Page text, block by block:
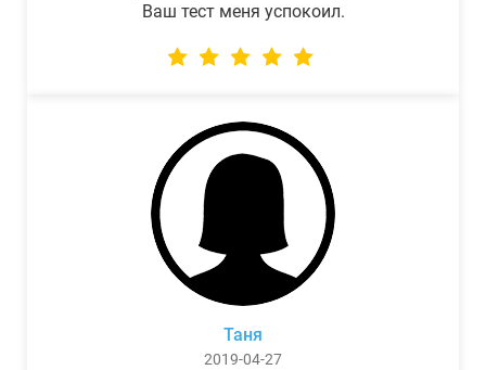
Ваш тест меня успокоил.
Таня
2019-04-27